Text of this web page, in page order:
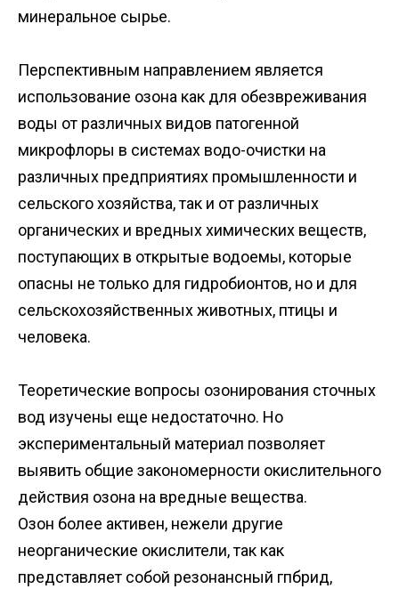
минеральное сырье.
Перспективным направлением является
использование озона как для обезвреживания
воды от различных видов патогенной
микрофлоры в системах водо-очистки на
различных предприятиях промышленности и
сельского хозяйства, так и от различных
органических и вредных химических веществ,
поступающих в открытые водоемы, которые
опасны не только для гидробионтов, но и для
сельскохозяйственных животных, птицы и
человека.
Теоретические вопросы озонирования сточных
вод изучены еще недостаточно. Но
экспериментальный материал позволяет
выявить общие закономерности окислительного
действия озона на вредные вещества.
Озон более активен, нежели другие
неорганические окислители, так как
представляет собой резонансный гпбрид,